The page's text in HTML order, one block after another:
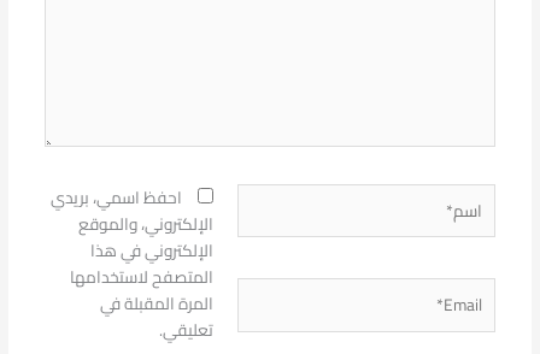
اسم*
Email*
احفظ اسمي، بريدي
الإلكتروني، والموقع
الإلكتروني في هذا
المتصفح لاستخدامها
المرة المقبلة في
تعليقي.